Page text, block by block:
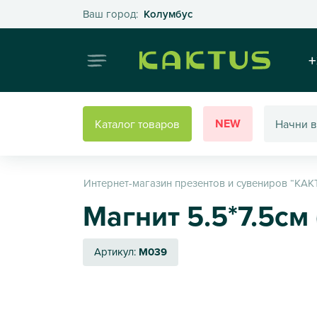
Ваш город: КолумбусВыберите свой город
Каталог товаров NEW
Интернет-магазин презентов и сувениров
Магнит
Артикул: M039